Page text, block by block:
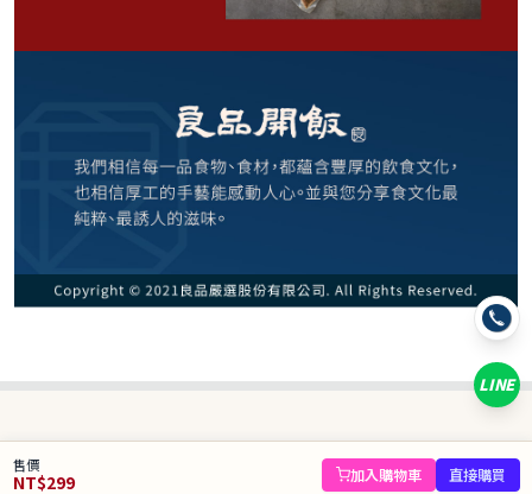
售價
NT$299 加入購物車 直接購買
NT$299NT$ 420
7.1折
− +
LINE